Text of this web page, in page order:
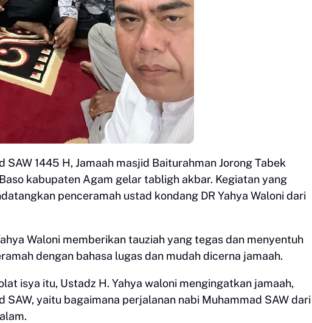
1445 H, Jamaah masjid Baiturahman Jorong Tabek
kabupaten Agam gelar tabligh akbar. Kegiatan yang
penceramah ustad kondang DR Yahya Waloni dari
Waloni memberikan tauziah yang tegas dan menyentuh
dengan bahasa lugas dan mudah dicerna jamaah.
isya itu, Ustadz H. Yahya waloni mengingatkan jamaah,
SAW, yaitu bagaimana perjalanan nabi Muhammad SAW dari